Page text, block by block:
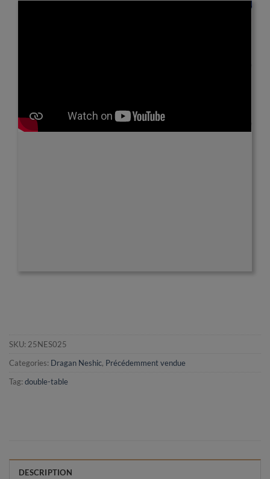
SKU: 25NES025
Categories: Dragan Neshic, Précédemment vendue
Tag: double-table
DESCRIPTION